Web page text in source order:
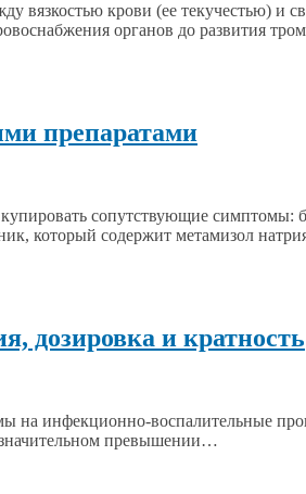
вязкостью крови (ее текучестью) и
органов до развития
препаратами
сопутствующие симптомы:
который содержит метамизол
дозировка и кратность
инфекционно-воспалительные
превышении…